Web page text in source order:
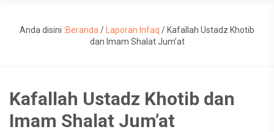
Anda disini :Beranda / Laporan Infaq / Kafallah Ustadz Khotib
dan Imam Shalat Jum’at
Kafallah Ustadz Khotib dan
Imam Shalat Jum’at